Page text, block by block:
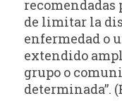
recomendadas
de limitar la
enfermedad o
extendido
grupo o
determinada”.